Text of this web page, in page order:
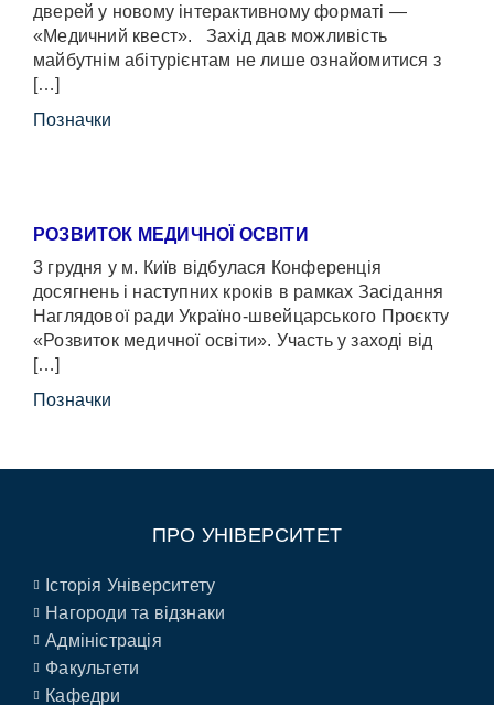
дверей у новому інтерактивному форматі —
«Медичний квест». Захід дав можливість
майбутнім абітурієнтам не лише ознайомитися з
[…]
Позначки
РОЗВИТОК МЕДИЧНОЇ ОСВІТИ
3 грудня у м. Київ відбулася Конференція
досягнень і наступних кроків в рамках Засідання
Наглядової ради Україно-швейцарського Проєкту
«Розвиток медичної освіти». Участь у заході від
[…]
Позначки
ПРО УНІВЕРСИТЕТ
Історія Університету
Нагороди та відзнаки
Адміністрація
Факультети
Кафедри